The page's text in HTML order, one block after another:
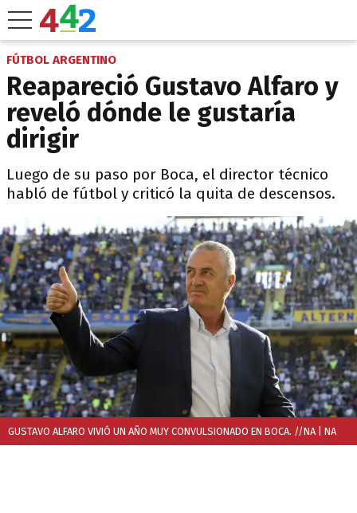
FÚTBOL ARGENTINO
Reapareció Gustavo Alfaro y
reveló dónde le gustaría
dirigir
Luego de su paso por Boca, el director técnico
habló de fútbol y criticó la quita de descensos.
GUSTAVO ALFARO VIVIÓ UN AÑO MUY CONVULSIONADO EN BOCA. //NA | NA